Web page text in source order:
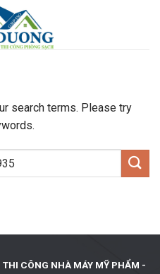
search terms. Please try
THI CÔNG NHÀ MÁY MỸ PHẨM -